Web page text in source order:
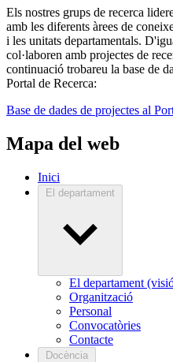
Els nostres grups de recerca
amb les diferents àrees de
i les unitats departamentals.
col·laboren amb projectes de
continuació trobareu la base de
Portal de Recerca:
Base de dades de projectes al
Mapa del web
Inici
El departament
El departament
Organització
Personal
Convocatòries
Contacte
Docència